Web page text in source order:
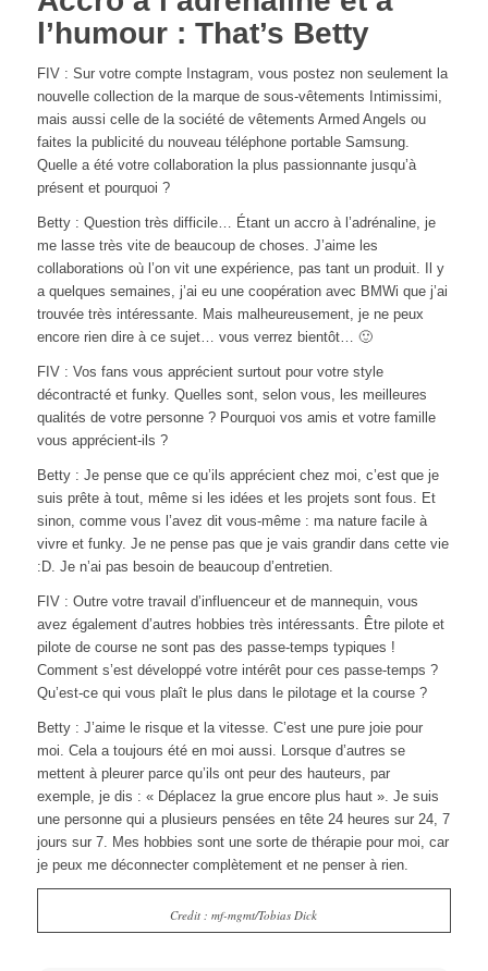
l’humour : That’s Betty
FIV : Sur votre compte Instagram, vous postez non seulement la
nouvelle collection de la marque de sous-vêtements Intimissimi,
mais aussi celle de la société de vêtements Armed Angels ou
faites la publicité du nouveau téléphone portable Samsung.
Quelle a été votre collaboration la plus passionnante jusqu’à
présent et pourquoi ?
Betty : Question très difficile… Étant un accro à l’adrénaline, je
me lasse très vite de beaucoup de choses. J’aime les
collaborations où l’on vit une expérience, pas tant un produit. Il y
a quelques semaines, j’ai eu une coopération avec BMWi que j’ai
trouvée très intéressante. Mais malheureusement, je ne peux
encore rien dire à ce sujet… vous verrez bientôt… 🙂
FIV : Vos fans vous apprécient surtout pour votre style
décontracté et funky. Quelles sont, selon vous, les meilleures
qualités de votre personne ? Pourquoi vos amis et votre famille
vous apprécient-ils ?
Betty : Je pense que ce qu’ils apprécient chez moi, c’est que je
suis prête à tout, même si les idées et les projets sont fous.
Et
sinon, comme vous l’avez dit vous-même : ma nature facile à
vivre et funky. Je ne pense pas que je vais grandir dans cette vie
:D. Je n’ai pas besoin de beaucoup d’entretien.
FIV : Outre votre travail d’influenceur et de mannequin, vous
avez également d’autres hobbies très intéressants. Être pilote et
pilote de course ne sont pas des passe-temps typiques !
Comment s’est développé votre intérêt pour ces passe-temps ?
Qu’est-ce qui vous plaît le plus dans le pilotage et la course ?
Betty : J’aime le risque et la vitesse. C’est une pure joie pour
moi. Cela a toujours été en moi aussi. Lorsque d’autres se
mettent à pleurer parce qu’ils ont peur des hauteurs, par
exemple, je dis : « Déplacez la grue encore plus haut ». Je suis
une personne qui a plusieurs pensées en tête 24 heures sur 24, 7
jours sur 7. Mes hobbies sont une sorte de thérapie pour moi, car
je peux me déconnecter complètement et ne penser à rien.
Credit : mf-mgmt/Tobias Dick